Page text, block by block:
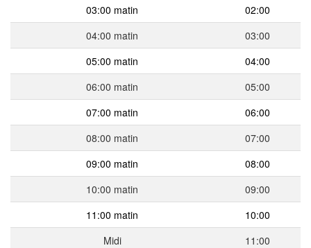
03:00 matin
02:00
04:00 matin
03:00
05:00 matin
04:00
06:00 matin
05:00
07:00 matin
06:00
08:00 matin
07:00
09:00 matin
08:00
10:00 matin
09:00
11:00 matin
10:00
Midi
11:00